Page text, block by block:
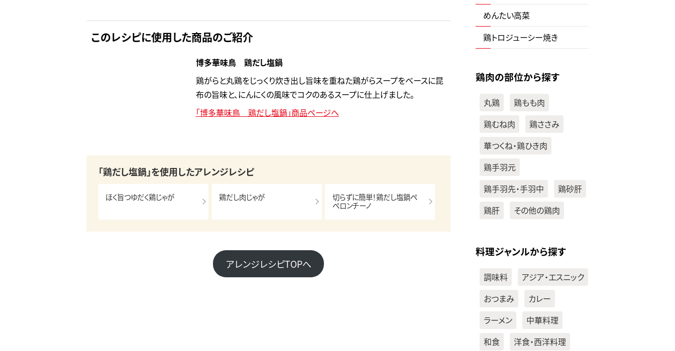
このレシピに使用した商品のご紹介
博多華味鳥 鶏だし塩鍋
鶏がらと丸鶏をじっくり炊き出し旨味を重ねた鶏がらスープをベースに昆
布の旨味と、にんにくの風味でコクのあるスープに仕上げました。
「博多華味鳥 鶏だし塩鍋」商品ページへ
「鶏だし塩鍋」を使用したアレンジレシピ
ほく旨つゆだく鶏じゃが 鶏だし肉じゃが
切らずに簡単！鶏だし塩鍋ペ
ペロンチーノ
アレンジレシピTOPへ
めんたい高菜
鶏トロジューシー焼き
鶏肉の部位から探す
丸鶏
鶏もも肉
鶏むね肉
鶏ささみ
華つくね・鶏ひき肉
鶏手羽元
鶏手羽先・手羽中
鶏砂肝
鶏肝
その他の鶏肉
料理ジャンルから探す
調味料
アジア・エスニック
おつまみ
カレー
ラーメン
中華料理
和食
洋食・西洋料理